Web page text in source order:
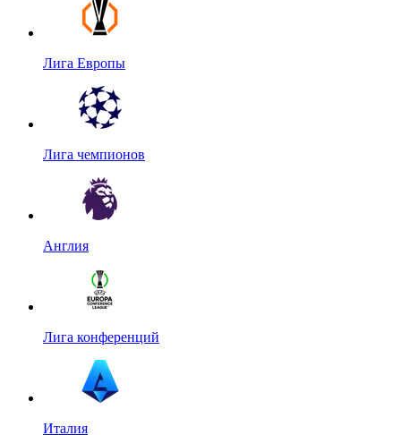
Лига Европы
Лига чемпионов
Англия
Лига конференций
Италия